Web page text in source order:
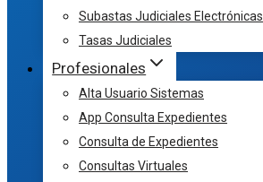
Subastas Judiciales Electrónicas
Tasas Judiciales
Profesionales
Alta Usuario Sistemas
App Consulta Expedientes
Consulta de Expedientes
Consultas Virtuales